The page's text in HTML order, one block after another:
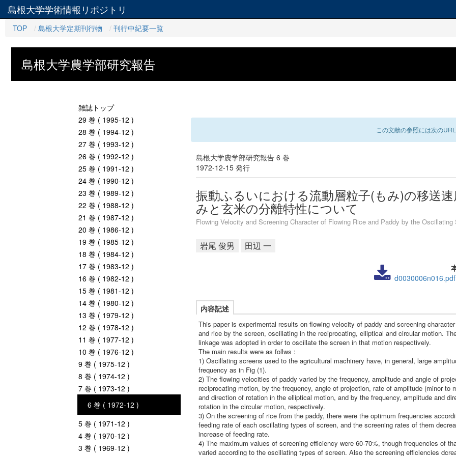
島根大学学術情報リポジトリ
TOP 島根大学定期刊行物 刊行中紀要一覧
島根大学農学部研究報告
雑誌トップ
29 巻 ( 1995-12 )
28 巻 ( 1994-12 )
27 巻 ( 1993-12 )
26 巻 ( 1992-12 )
25 巻 ( 1991-12 )
24 巻 ( 1990-12 )
23 巻 ( 1989-12 )
22 巻 ( 1988-12 )
21 巻 ( 1987-12 )
20 巻 ( 1986-12 )
19 巻 ( 1985-12 )
18 巻 ( 1984-12 )
17 巻 ( 1983-12 )
16 巻 ( 1982-12 )
15 巻 ( 1981-12 )
14 巻 ( 1980-12 )
13 巻 ( 1979-12 )
12 巻 ( 1978-12 )
11 巻 ( 1977-12 )
10 巻 ( 1976-12 )
9 巻 ( 1975-12 )
8 巻 ( 1974-12 )
7 巻 ( 1973-12 )
6 巻 ( 1972-12 )
5 巻 ( 1971-12 )
4 巻 ( 1970-12 )
3 巻 ( 1969-12 )
この文献の参照には次の
島根大学農学部研究報告 6 巻
1972-12-15 発行
振動ふるいにおける流動層粒子(もみ)の移送
みと玄米の分離特性について
Flowing Velocity and Screening Character of Flowing Rice and Paddy by the Oscillating
岩尾 俊男 田辺 一
d0030006n016.pdf
内容記述
This paper is experimental results on flowing velocity of paddy and screening
and rice by the screen, oscillating in the reciprocating, elliptical and circular motion.
linkage was adopted in order to oscillate the screen in that motion respectively.
The main results were as follws :
1) Oscillating screens used to the agricultural machinery have, in general, large
frequency as in Fig (1).
2) The flowing velocities of paddy varied by the frequency, amplitude and angle of
reciprocating motion, by the frequency, angle of projection, rate of amplitude (minor to
and direction of rotation in the elliptical motion, and by the frequency, amplitude and
rotation in the circular motion, respectively.
3) On the screening of rice from the paddy, there were the optimum frequencies
feeding rate of each oscillating types of screen, and the screening rates of them
increase of feeding rate.
4) The maximum values of screening efficiency were 60-70%, though frequencies of
varied according to the oscillating types of screen. Also the screening efficiencies